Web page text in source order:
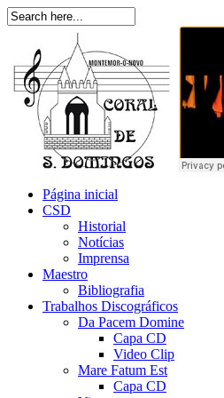
Página inicial
CSD
Historial
Notícias
Imprensa
Maestro
Bibliografia
Trabalhos Discográficos
Da Pacem Domine
Capa CD
Video Clip
Mare Fatum Est
Capa CD